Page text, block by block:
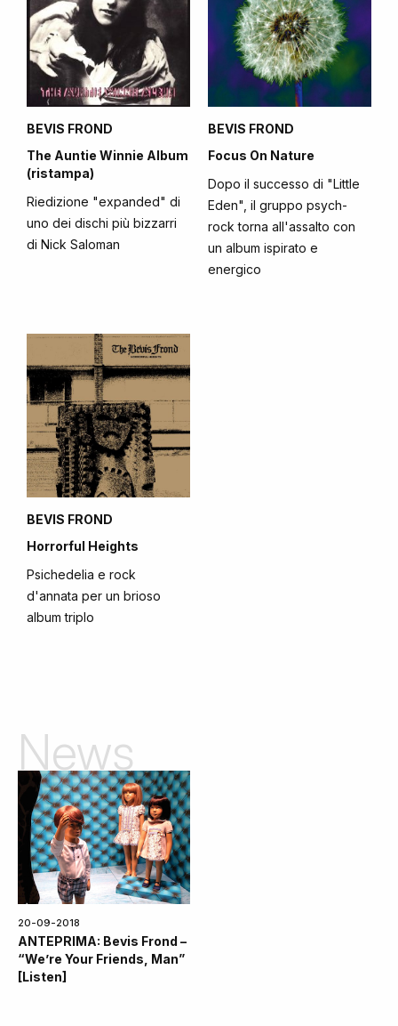
BEVIS FROND
The Auntie Winnie Album
(ristampa)
Riedizione "expanded" di
uno dei dischi più bizzarri
di Nick Saloman
BEVIS FROND
Focus On Nature
Dopo il successo di "Little
Eden", il gruppo psych-
rock torna all'assalto con
un album ispirato e
energico
BEVIS FROND
Horrorful Heights
Psichedelia e rock
d'annata per un brioso
album triplo
News
20-09-2018
ANTEPRIMA: Bevis Frond –
“We’re Your Friends, Man”
[Listen]